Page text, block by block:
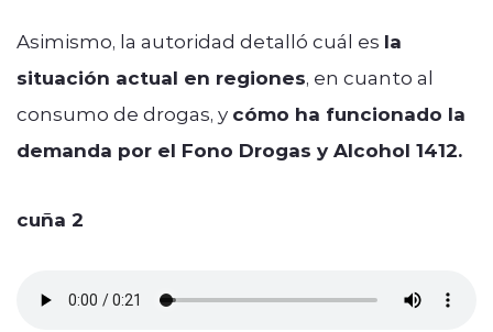
Asimismo, la autoridad detalló cuál es la
situación actual en regiones, en cuanto al
consumo de drogas, y cómo ha funcionado la
demanda por el Fono Drogas y Alcohol 1412.
cuña 2